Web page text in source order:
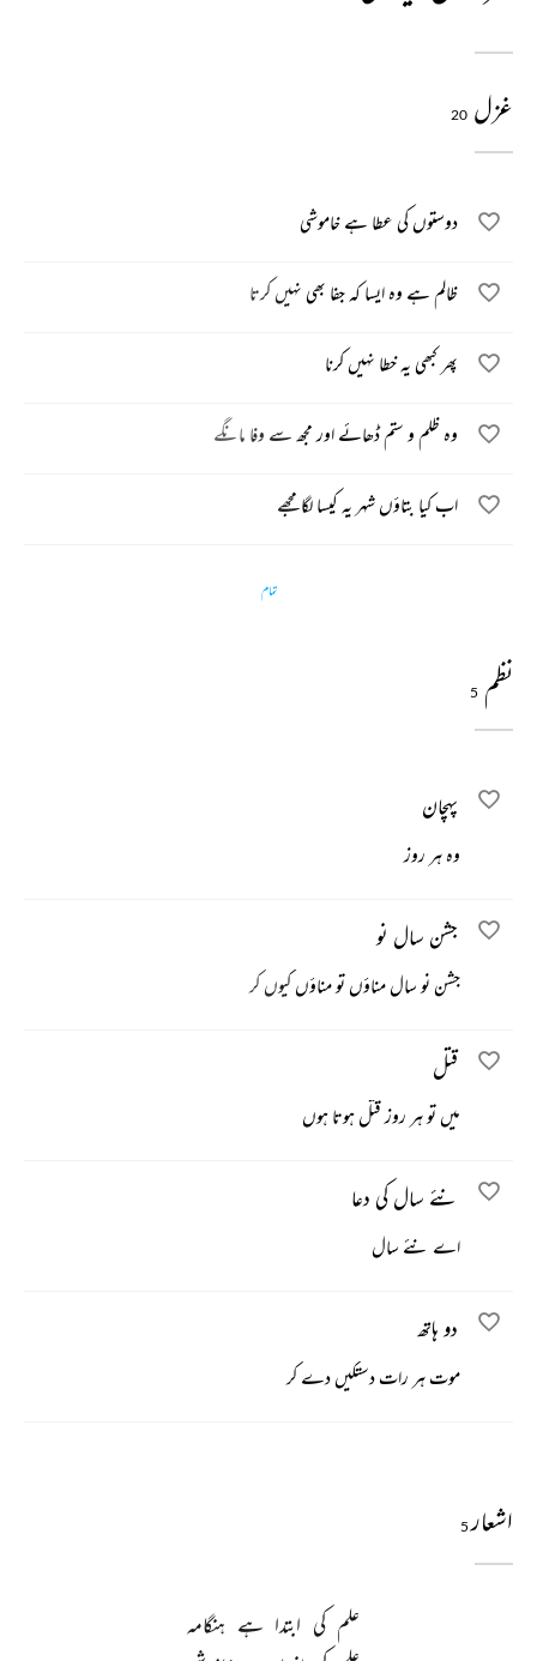
غزل 20
دوستوں کی عطا ہے خاموشی
ظالم ہے وہ ایسا کہ جفا بھی نہیں کرتا
پھر کبھی یہ خطا نہیں کرنا
وہ ظلم و ستم ڈھائے اور مجھ سے وفا مانگے
اب کیا بتاؤں شہر یہ کیسا لگا مجھے
تمام
نظم 5
پہچان
وہ ہر روز
جشن سال نو
جشن نو سال مناؤں تو مناؤں کیوں کر
قتل
میں تو ہر روز قتل ہوتا ہوں
نئے سال کی دعا
اے نئے سال
دو ہاتھ
موت ہر رات دستکیں دے کر
اشعار5
علم کی ابتدا ہے ہنگامہ